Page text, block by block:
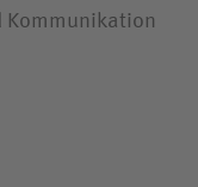
Kommunikation